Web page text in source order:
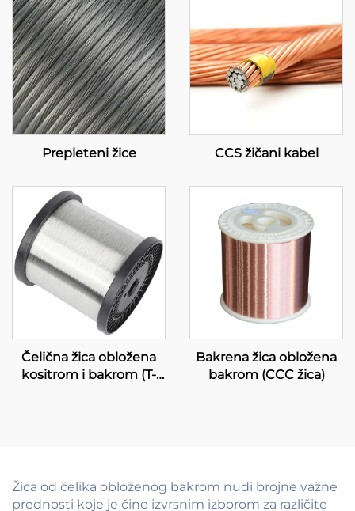
Prepleteni žice CCS žičani kabel
Čelična žica obložena
kositrom i bakrom (T-
Bakrena žica obložena
bakrom (CCC žica)
Žica od čelika obloženog bakrom nudi brojne važne
prednosti koje je čine izvrsnim izborom za različite